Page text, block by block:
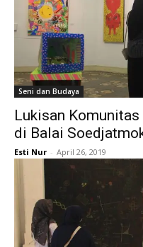
Seni dan Budaya
Lukisan
di Balai
Esti Nur - April 26, 2019